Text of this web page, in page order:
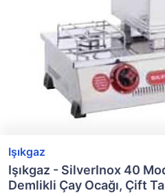
Işıkgaz
Işıkgaz - SilverInox 40
Demlikli Çay Ocağı, Çift